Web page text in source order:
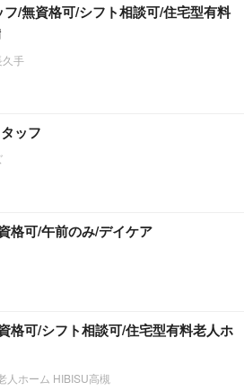
フ/無資格可/シフト相談可/住宅型有料
手
ッフ
格可/午前のみ/デイケア
格可/シフト相談可/住宅型有料老人ホ
人ホーム HIBISU高槻